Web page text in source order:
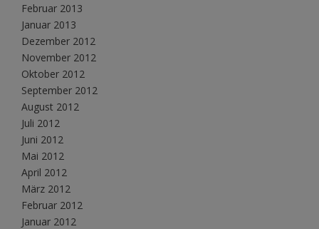
Februar 2013
Januar 2013
Dezember 2012
November 2012
Oktober 2012
September 2012
August 2012
Juli 2012
Juni 2012
Mai 2012
April 2012
März 2012
Februar 2012
Januar 2012